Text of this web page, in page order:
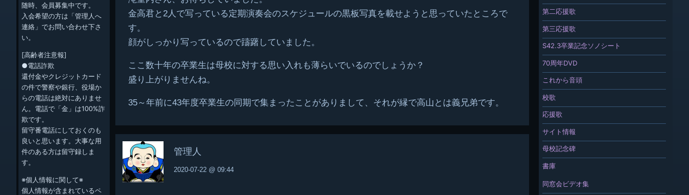
金高君と2人で写っている定期演奏会のスケジュールの黒板写真を載せようと思っていたところで
す。
顔がしっかり写っているので躊躇していました。
ここ数十年の卒業生は母校に対する思い入れも薄らいでいるのでしょうか？
盛り上がりませんね。
35～年前に43年度卒業生の同期で集まったことがありまして、それが縁で高山とは義兄弟です。
管理人
2020-07-22 @ 09:44
第二応援歌
第三応援歌
S42.3卒業記念ソノシート
70周年DVD
これから音頭
校歌
応援歌
サイト情報
母校記念碑
書庫
同窓会ビデオ集
随時、会員募集中です。
入会希望の方は「管理人へ
連絡」でお問い合わせ下さ
い。
[高齢者注意報]
●電話詐欺
還付金やクレジットカード
の件で警察や銀行、役場か
らの電話は絶対にありませ
ん。電話で「金」は100%詐
欺です。
留守番電話にしておくのも
良いと思います。大事な用
件のある方は留守録しま
す。
※個人情報に関して※
個人情報が含まれているペ